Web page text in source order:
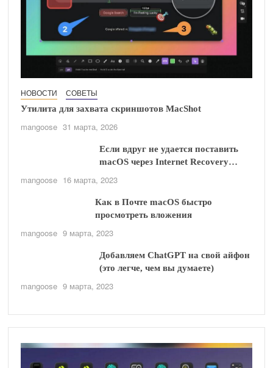
НОВОСТИ СОВЕТЫ
Утилита для захвата скриншотов MacShot
mangoose 31 марта, 2026
Если вдруг не удается поставить
macOS через Internet Recovery…
mangoose 16 марта, 2023
Как в Почте macOS быстро
просмотреть вложения
mangoose 9 марта, 2023
Добавляем ChatGPT на свой айфон
(это легче, чем вы думаете)
mangoose 9 марта, 2023